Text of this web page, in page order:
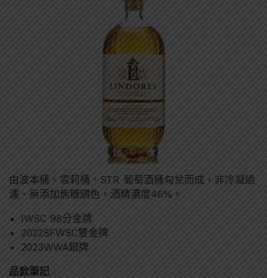
由波本桶、雪莉桶、STR 葡萄酒桶勾兌而成，非冷凝過
濾、無添加焦糖調色，酒精濃度46%。
IWSC 98分金牌
2022SFWSC雙金牌
2023WWA銀牌
品飲筆記